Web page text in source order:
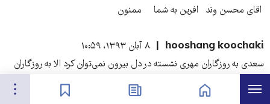
فهرست نشان‌گذاشته‌ها
اقای محسن وند افرین به شما ممنون
hooshang koochaki
۸ آبان ۱۳۹۳، ۱۰:۵۹
سعدی به روزگاران مهری نشسته در دل بیرون نمی‌توان کرد الا به روزگاران
۳۱ اردیبهشت ۱۳۹۴، ۸:۱۱